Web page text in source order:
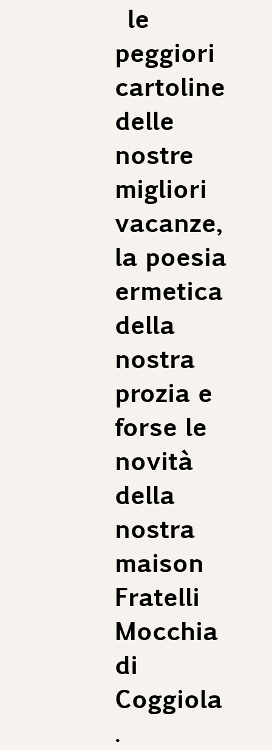
Longueur des jamber conseillée : 75cm
Longueur des jamber conseillée : 76cm
1/2 Ceinture : 49 cm
Longueur des jamber conseillée : 77cm
Longueur des jamber conseillée : 78cm
Longueur des jamber conseillée : 79cm
le
peggiori
cartoline
delle
nostre
migliori
vacanze,
la poesia
ermetica
della
nostra
prozia e
forse le
novità
della
nostra
maison
Fratelli
Mocchia
di
Coggiola
.